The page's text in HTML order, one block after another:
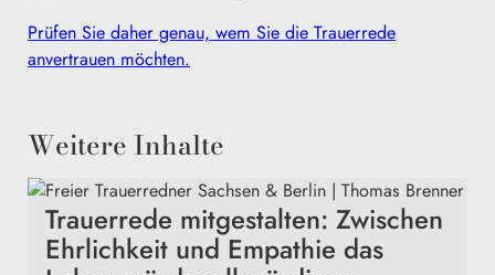
Prüfen Sie daher genau, wem Sie die Trauerrede
anvertrauen möchten.
Weitere Inhalte
Trauerrede mitgestalten: Zwischen
Ehrlichkeit und Empathie das